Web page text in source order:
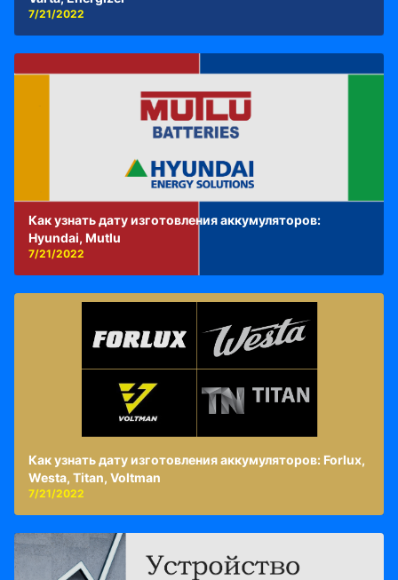
7/21/2022
Как узнать дату изготовления аккумуляторов:
Hyundai, Mutlu
7/21/2022
Как узнать дату изготовления аккумуляторов: Forlux,
Westa, Titan, Voltman
7/21/2022